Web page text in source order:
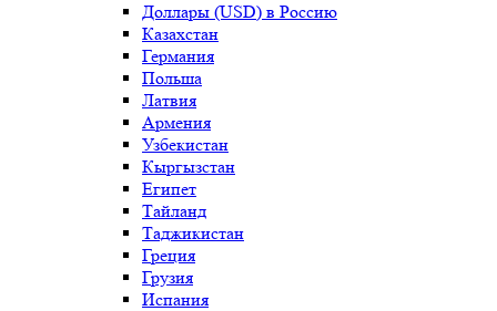
Доллары (USD) в Россию
Казахстан
Германия
Польша
Латвия
Армения
Узбекистан
Кыргызстан
Египет
Тайланд
Таджикистан
Греция
Грузия
Испания